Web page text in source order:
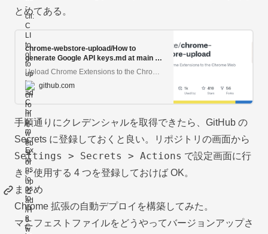
とめてある。
chrome-webstore-upload/How to
generate Google API keys.md at main ·
fregante/chrome-webstore-upload
Upload Chrome Extensions to the Chrome Web Store. Contribute to fregante/chrome-webstore-upload development by creating an account on GitHub.
github.com
手順通りにクレデンシャルを取得できたら、GitHub の
Secrets に登録しておくと良い。リポジトリの画面から
Settings > Secrets > Actions で設定画面に行
き、使用する 4 つを登録しておけば OK。
まとめ
Chrome 拡張の自動デプロイを構築してみた。
マニフェストファイルをどうやってバージョンアップさ